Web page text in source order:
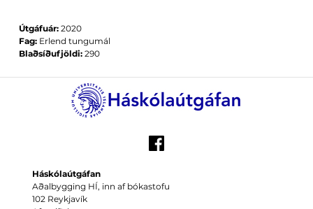
Útgáfuár: 2020
Fag: Erlend tungumál
Blaðsíðufjöldi: 290
Háskólaútgáfan
Aðalbygging HÍ, inn af bókastofu
102 Reykjavík